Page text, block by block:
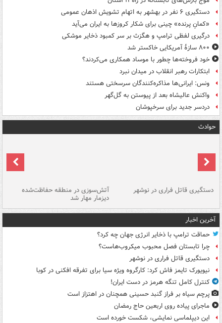
دستگیری ۶ نفر در بهشهر به اتهام تشویش اذهان عمومی
«کمانِ پرنده» چینی برای شکار کروزها به ایران می‌آید
درگیری لفظی ترامپ و هگزث بر سر کمبود ذخایر موشکی
۸۰۰ سازۀ آمریکایی خاکستر شد
خود فروخته‌ها چطور با موساد همکاری می‌کردند؟
ابتکارات رهبر انقلاب در میدان نبرد
ونس: ایرانی‌ها مذاکره‌کنندگان سرسختی هستند
واکنش عالیشاه بعد از پیوستن به گل‌گهر
دردسر جدید برای سرخپوشان
حوادث
دستگیری قاتل فراری در نوشهر آتش‌سوزی در منطقه حفاظت‌شده
دیزمار مهار شد
آخرین اخبار
حماقت ترامپ با ذخایر انرژی جهان چه کرد؟
چرا تابستان فصل محبوب میکروب‌هاست؟
دستگیری قاتل فراری در نوشهر
نیویورک تایمز فاش کرد: کارگروه ویژه سیا برای تفرقه افکنی در کوبا
کنترل کامل تنگه هرمز در دست ایران!
پرچم سیاه بر فراز گنبد حسینی همچنان در اهتزاز است
ماجرای پیاده روی اربعین حاج رمضان
این دیپلماسی نمایشی، شکست خورده است